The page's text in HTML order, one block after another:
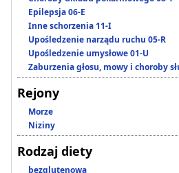
Epilepsja 06-E
Inne schorzenia 11-I
Upośledzenie narządu ruchu 05-R
Upośledzenie umysłowe 01-U
Zaburzenia głosu, mowy i choroby
Rejony
Morze
Niziny
Rodzaj diety
bezglutenowa